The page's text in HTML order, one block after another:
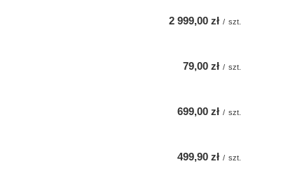
2 999,00 zł / szt.
79,00 zł / szt.
699,00 zł / szt.
499,90 zł / szt.